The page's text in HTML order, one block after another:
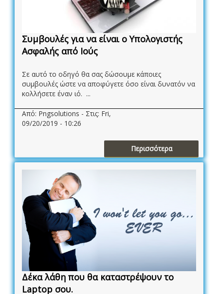
Συμβουλές για να είναι ο Υπολογιστής
Ασφαλής από Ιούς
Σε αυτό το οδηγό θα σας δώσουμε κάποιες
συμβουλές ώστε να αποφύγετε όσο είναι δυνατόν να
κολλήσετε έναν ιό. ...
Από: Pngsolutions - Στις: Fri,
09/20/2019 - 10:26
Περισσότερα
Δέκα λάθη που θα καταστρέψουν το
Laptop σου.